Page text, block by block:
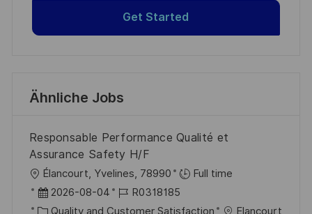
Get Started
Ähnliche Jobs
Responsable Performance Qualité et
Assurance Safety H/F
O
r
t
Élancourt, Yvelines, 78990
Full time
D
a
2026-08-04
J
o
R0318185
K Quality and Customer Satisfaction
Elancourt